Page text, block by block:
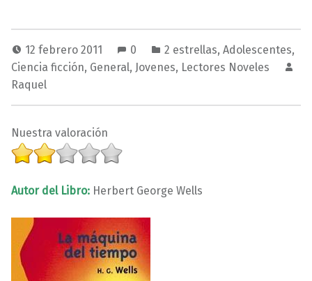
12 febrero 2011 0 2 estrellas, Adolescentes,
Ciencia ficción, General, Jovenes, Lectores Noveles
Raquel
Nuestra valoración
Autor del Libro: Herbert George Wells